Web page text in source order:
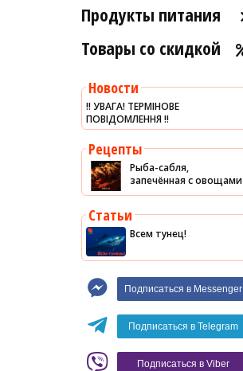
Продукты питания
Оливковое масло
Уксус
Сыры
Соусы
Сладости
Рис
Оливки
Мясные изделия
Вино
Белое вино
Красное вино
Кофе
Blaser
Товары со скидкой
Новости
‼️ УВАГА! ТЕРМІНОВЕ
ПОВІДОМЛЕННЯ ‼️
Рецепты
Рыба-сабля,
запечённая с овощами
Статьи
Всем тунец!
Подписаться в Messenger
Подписаться в Telegram
Подписаться в Viber